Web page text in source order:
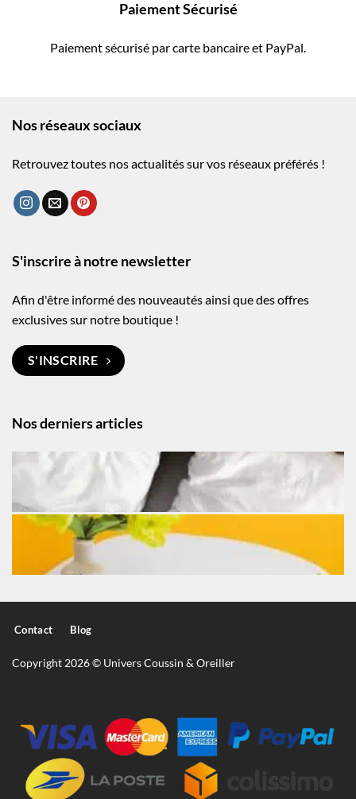
Paiement Sécurisé
Paiement sécurisé par carte bancaire et PayPal.
Nos réseaux sociaux
Retrouvez toutes nos actualités sur vos réseaux préférés !
Nos derniers articles
S'inscrire à notre newsletter
Afin d'être informé des nouveautés ainsi que des offres
exclusives sur notre boutique !
S'INSCRIRE
Contact Blog
Copyright 2026 © Univers Coussin & Oreiller